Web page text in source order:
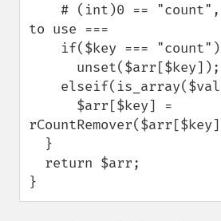
to use ===
}